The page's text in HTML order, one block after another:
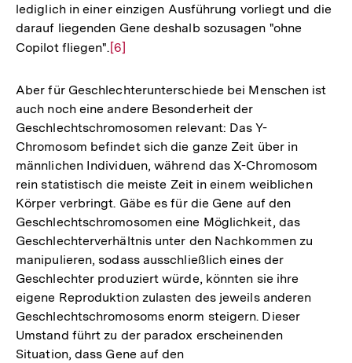
lediglich in einer einzigen Ausführung vorliegt und die
darauf liegenden Gene deshalb sozusagen "ohne
Copilot fliegen". Zur
der
Fußnote
[6]
Aber für Geschlechterunterschiede bei Menschen ist
auch noch eine andere Besonderheit der
Geschlechtschromosomen relevant: Das Y-
Chromosom befindet sich die ganze Zeit über in
männlichen Individuen, während das X-Chromosom
rein statistisch die meiste Zeit in einem weiblichen
Körper verbringt. Gäbe es für die Gene auf den
Geschlechtschromosomen eine Möglichkeit, das
Geschlechterverhältnis unter den Nachkommen zu
manipulieren, sodass ausschließlich eines der
Geschlechter produziert würde, könnten sie ihre
eigene Reproduktion zulasten des jeweils anderen
Geschlechtschromosoms enorm steigern. Dieser
Umstand führt zu der paradox erscheinenden
Situation, dass Gene auf den